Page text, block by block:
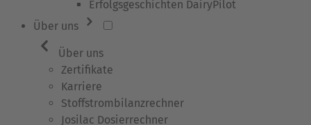
Erfolgsgeschichten DairyPilot
Über uns
Über uns
Zertifikate
Karriere
Stoffstrombilanzrechner
Josilac Dosierrechner